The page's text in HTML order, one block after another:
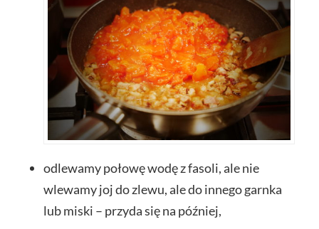
odlewamy połowę wodę z fasoli, ale nie
wlewamy joj do zlewu, ale do innego garnka
lub miski – przyda się na później,